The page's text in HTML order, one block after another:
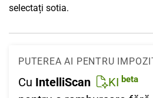
selectați sotia.
PUTEREA AI PENTRU
Cu IntelliScan KI beta